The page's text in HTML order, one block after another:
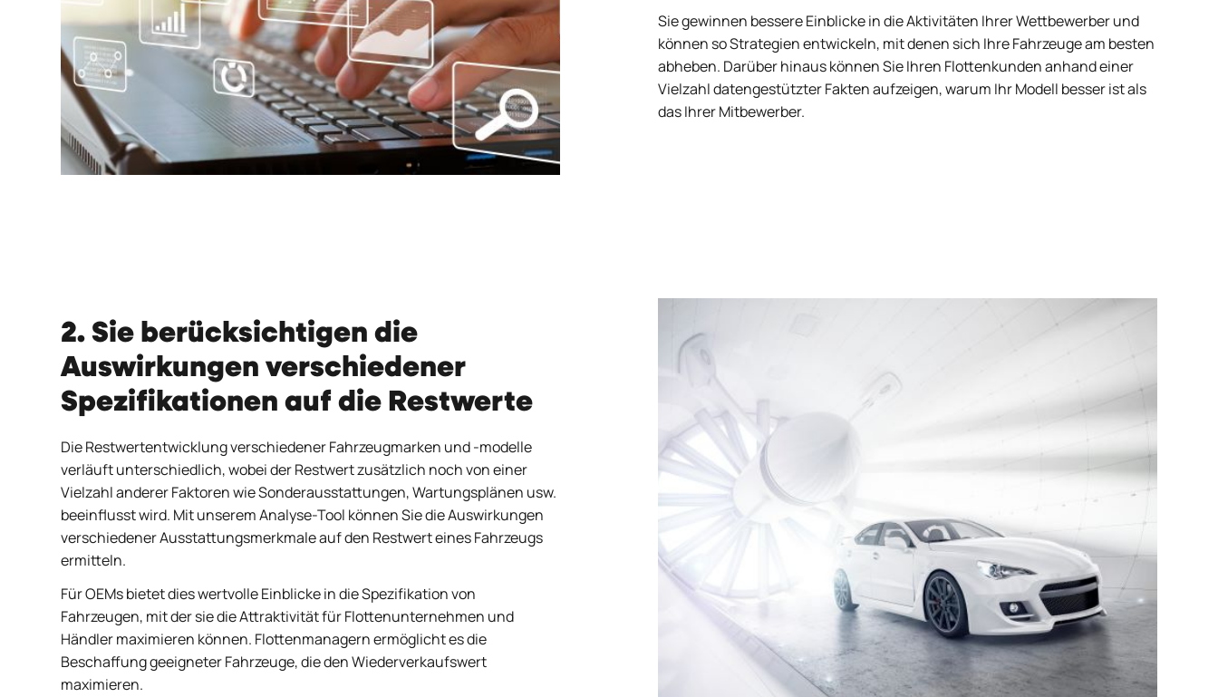
Sie gewinnen bessere Einblicke in die Aktivitäten Ihrer Wettbewerber und
können so Strategien entwickeln, mit denen sich Ihre Fahrzeuge am besten
abheben. Darüber hinaus können Sie Ihren Flottenkunden anhand einer
Vielzahl datengestützter Fakten aufzeigen, warum Ihr Modell besser ist als
das Ihrer Mitbewerber.
2. Sie berücksichtigen die
Auswirkungen verschiedener
Spezifikationen auf die Restwerte
Die Restwertentwicklung verschiedener Fahrzeugmarken und -modelle
verläuft unterschiedlich, wobei der Restwert zusätzlich noch von einer
Vielzahl anderer Faktoren wie Sonderausstattungen, Wartungsplänen usw.
beeinflusst wird. Mit unserem Analyse-Tool können Sie die Auswirkungen
verschiedener Ausstattungsmerkmale auf den Restwert eines Fahrzeugs
ermitteln.
Für OEMs bietet dies wertvolle Einblicke in die Spezifikation von
Fahrzeugen, mit der sie die Attraktivität für Flottenunternehmen und
Händler maximieren können. Flottenmanagern ermöglicht es die
Beschaffung geeigneter Fahrzeuge, die den Wiederverkaufswert
maximieren.